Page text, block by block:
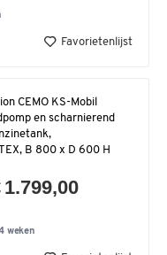
Favorietenlijst
CEMO KS-Mobil
en scharnierend
B 800 x D 600 H
weken